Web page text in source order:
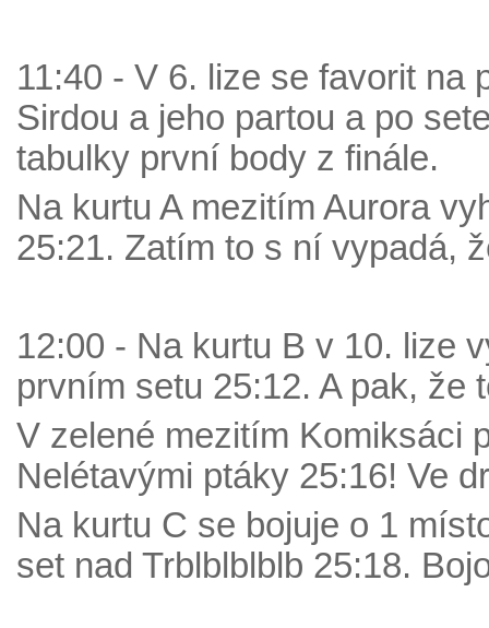
11:40 - V 6. lize se favorit na
Sirdou a jeho partou a po
tabulky první body z finále.
Na kurtu A mezitím Aurora
25:21. Zatím to s ní vypadá,
12:00 - Na kurtu B v 10. lize
prvním setu 25:12. A pak, že
V zelené mezitím Komiksáci
Nelétavými ptáky 25:16! Ve
Na kurtu C se bojuje o 1
set nad Trblblblblb 25:18.